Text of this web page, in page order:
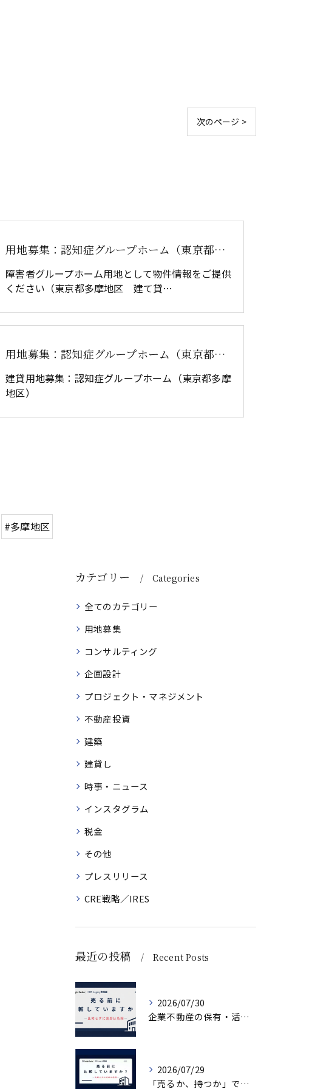
次のページ >
用地募集：認知症グループホーム（東京都多摩地区 建て貸し）
障害者グループホーム用地として物件情報をご提供
ください（東京都多摩地区 建て貸…
用地募集：認知症グループホーム（東京都多摩地区）
建貸用地募集：認知症グループホーム（東京都多摩
地区）
#多摩地区
カテゴリー Categories
全てのカテゴリー
用地募集
コンサルティング
企画設計
プロジェクト・マネジメント
不動産投資
建築
建貸し
時事・ニュース
インスタグラム
税金
その他
プレスリリース
CRE戦略／IRES
最近の投稿 Recent Posts
2026/07/30
企業不動産の保有・活用・売却・組み換えをどう比較するか｜CRE戦略の8つの評価軸
2026/07/29
「売るか、持つか」で悩んでいませんか？